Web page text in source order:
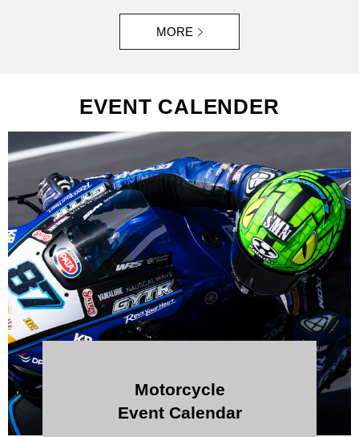
MORE
EVENT CALENDER
Motorcycle
Event Calendar